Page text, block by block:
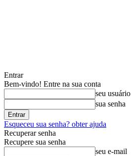
Entrar
Bem-vindo! Entre na sua conta
seu usuário
sua senha
Esqueceu sua senha? obter ajuda
Recuperar senha
Recupere sua senha
seu e-mail